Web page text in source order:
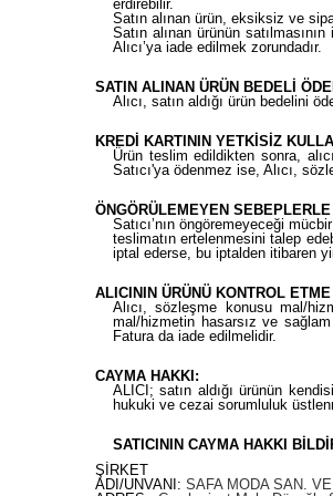
erdirebilir.
Satın alınan ürün, eksiksiz ve
Satın alınan ürünün
Alıcı’ya iade edilmek zorundadır.
SATIN ALINAN ÜRÜN BEDELİ
Alıcı, satın aldığı ürün bedelini
KREDİ KARTININ YETKİSİZ
Ürün teslim edildikten sonra,
Satıcı'ya ödenmez ise, Alıcı,
ÖNGÖRÜLEMEYEN
Satıcı’nın öngöremeyeceği
teslimatın ertelenmesini talep
iptal ederse, bu iptalden itibaren
ALICININ ÜRÜNÜ KONTROL
Alıcı, sözleşme konusu mal/
mal/hizmetin hasarsız ve
Fatura da iade edilmelidir.
CAYMA HAKKI:
ALICI; satın aldığı ürünün
hukuki ve cezai sorumluluk
SATICININ CAYMA HAKKI
ŞİRKET
ADI/UNVANI: SAFA MODA SAN.